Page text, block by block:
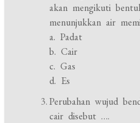
akan mengikuti
menunjukkan air
a. Padat
b. Cair
c. Gas
d. Es
Perubahan wujud
cair disebut ….